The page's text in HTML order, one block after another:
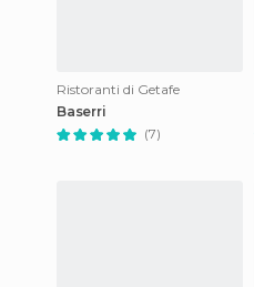
Ristoranti di Getafe
Baserri
(7)